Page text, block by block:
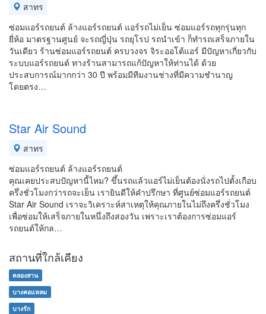
สาทร
ซ่อมแอร์รถยนต์ ล้างแอร์รถยนต์ แอร์รถไม่เย็น ซ่อมแอร์รถทุกรุ่นทุก
ยี่ห้อ มาตรฐานศูนย์ จะรถญี่ปุ่น รถยุโรป รถนำเข้า ก็ทำรถเสร็จภายใน
วันเดียว ร้านซ่อมแอร์รถยนต์ ครบวงจร จิระออโต้แอร์ มีปัญหาเกี่ยวกับ
ระบบแอร์รถยนต์ ทางร้านสามารถแก้ปัญหาให้ท่านได้ ด้วย
ประสบการณ์มากกว่า 30 ปี พร้อมมีทีมงานช่างที่มีความชำนาญ
โดยตรง…
Star Air Sound
สาทร
ซ่อมแอร์รถยนต์ ล้างแอร์รถยนต์
คุณเคยประสบปัญหานี้ไหม? ขึ้นรถแล้วแอร์ไม่เย็นต้องนั่งรถไปตั้งเกือบ
ครึ่งชั่วโมงกว่ารถจะเย็น เรายินดีให้คำปรึกษา ที่ศูนย์ซ่อมแอร์รถยนต์
Star Air Sound เราจะวิเคราะห์สาเหตุให้คุณภายในไม่ถึงครึ่งชั่วโมง
เพื่อซ่อมให้เสร็จภายในหนึ่งถึงสองวัน เพราะเราต้องการซ่อมแอร์
รถยนต์ให้กล…
สถานที่ใกล้เคียง
คลองสาน
บางคอแหลม
บางรัก